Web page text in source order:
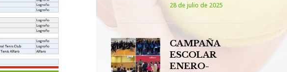
28 de julio de 2025
CAMPAÑA
ESCOLAR
ENERO-